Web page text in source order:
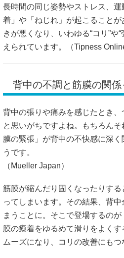
長時間の同じ姿勢やストレス、
着」や「ねじれ」が起こること
きが悪くなり、いわゆる“コリ”や
えられています。（Tipness
背中の不調と筋膜の関係
背中の張りや痛みを感じたとき、
と思いがちですよね。もちろん
膜の緊張」が背中の不快感に深
うです。
（ Mueller Japan）
筋膜が縮んだり固くなったりす
ってしまいます。その結果、背
まうことに。そこで登場するの
膜の癒着をゆるめて滑りをよく
ムーズになり、コリの改善にもつ